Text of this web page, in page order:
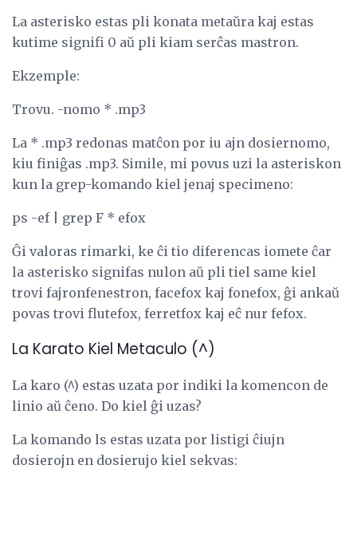
La asterisko estas pli konata metaŭra kaj estas
kutime signifi 0 aŭ pli kiam serĉas mastron.
Ekzemple:
Trovu. -nomo * .mp3
La * .mp3 redonas matĉon por iu ajn dosiernomo,
kiu finiĝas .mp3. Simile, mi povus uzi la asteriskon
kun la grep-komando kiel jenaj specimeno:
ps -ef | grep F * efox
Ĝi valoras rimarki, ke ĉi tio diferencas iomete ĉar
la asterisko signifas nulon aŭ pli tiel same kiel
trovi fajronfenestron, facefox kaj fonefox, ĝi ankaŭ
povas trovi flutefox, ferretfox kaj eĉ nur fefox.
La Karato Kiel Metaculo (^)
La karo (^) estas uzata por indiki la komencon de
linio aŭ ĉeno. Do kiel ĝi uzas?
La komando ls estas uzata por listigi ĉiujn
dosierojn en dosierujo kiel sekvas: